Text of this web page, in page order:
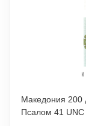
Македония 200
Псалом 41 UNC